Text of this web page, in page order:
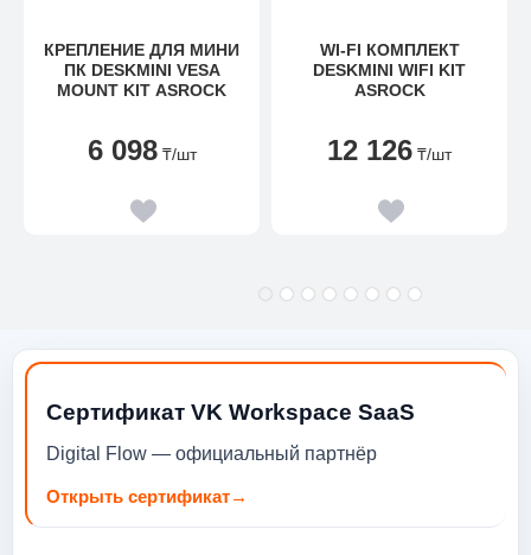
КРЕПЛЕНИЕ ДЛЯ МИНИ
ПК DESKMINI VESA
MOUNT KIT ASROCK
6 098 ₸/шт
WI-FI КОМПЛЕКТ
DESKMINI WIFI KIT
ASROCK
12 126 ₸/шт
Сертификат VK Workspace SaaS
Digital Flow — официальный партнёр
Открыть сертификат→